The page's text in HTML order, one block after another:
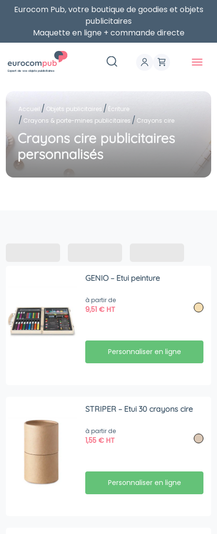
Eurocom Pub, votre boutique de goodies et objets
publicitaires
Maquette en ligne + commande directe
Expert de vos objets publicitaires
Accueil Objets publicitaires
Écriture
Crayons & porte-mines publicitaires
Crayons cire
Crayons cire publicitaires
personnalisés
GENIO – Etui peinture
à partir de
9,51€ HT
Personnaliser en ligne
STRIPER – Etui 30 crayons cire
à partir de
1,55€ HT
Personnaliser en ligne